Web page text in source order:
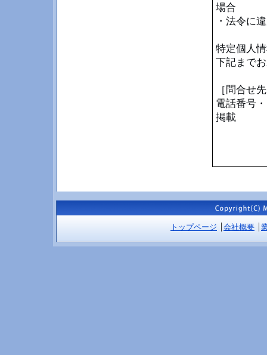
場合
・法令に
特定個人
下記まで
［問合せ
電話番号
掲載
トップページ 会社概要